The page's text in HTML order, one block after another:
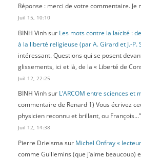
Réponse : merci de votre commentaire. Je
Juil 15, 10:10
BINH Vinhsur Les mots contre la laïcité :
à la liberté religieuse (par A. Girard et J.-P.
intéressant. Questions qui se posent
glissements, ici et là, de la « Liberté de
Juil 12, 22:25
BINH Vinhsur L’ARCOM entre sciences et
commentaire de Renard 1) Vous écrivez
physicien reconnu et brillant, ou François…”
Juil 12, 14:38
Pierre Drielsma sur Michel Onfray «
comme Guillemins (que j’aime beaucoup)